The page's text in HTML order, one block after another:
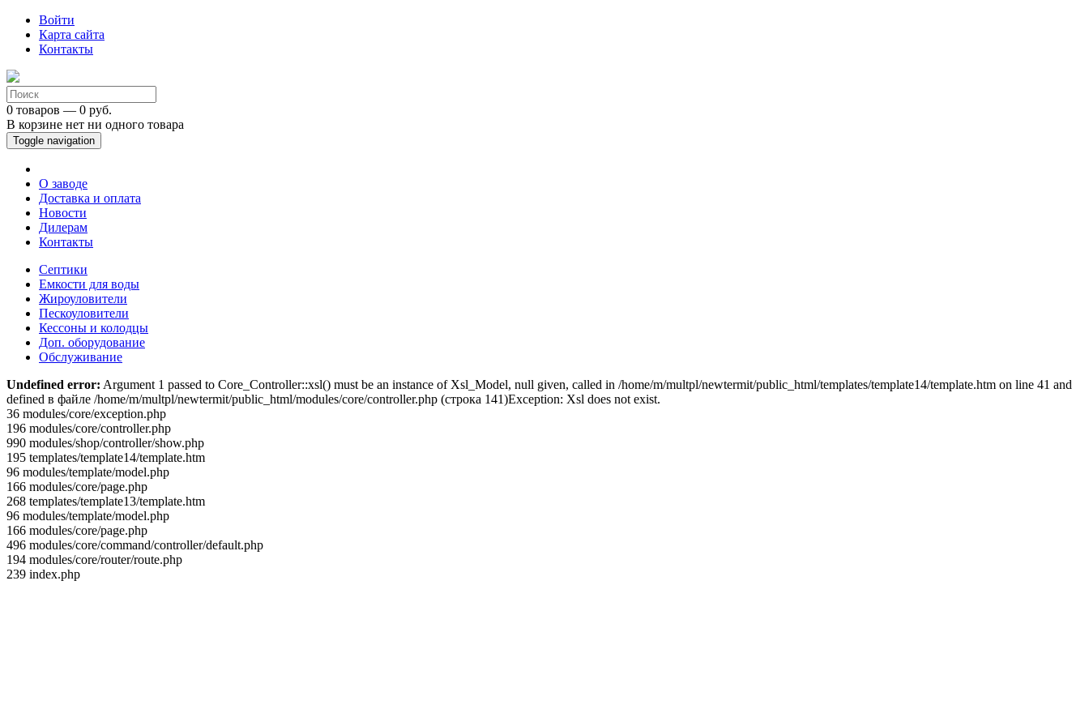
Войти
Карта сайта
Контакты
0 товаров — 0 руб.
В корзине нет ни одного товара
Toggle navigation
О заводе
Доставка и оплата
Новости
Дилерам
Контакты
Септики
Емкости для воды
Жироуловители
Пескоуловители
Кессоны и колодцы
Доп. оборудование
Обслуживание
Undefined error: Argument 1 passed to Core_Controller::xsl() must be an instance of Xsl_Model, null given, called in /home/m/multpl/newtermit/public_html/templates/template14/template.htm on line 41 and
defined в файле /home/m/multpl/newtermit/public_html/modules/core/controller.php (строка 141)Exception: Xsl does not exist.
36 modules/core/exception.php
196 modules/core/controller.php
990 modules/shop/controller/show.php
195 templates/template14/template.htm
96 modules/template/model.php
166 modules/core/page.php
268 templates/template13/template.htm
96 modules/template/model.php
166 modules/core/page.php
496 modules/core/command/controller/default.php
194 modules/core/router/route.php
239 index.php